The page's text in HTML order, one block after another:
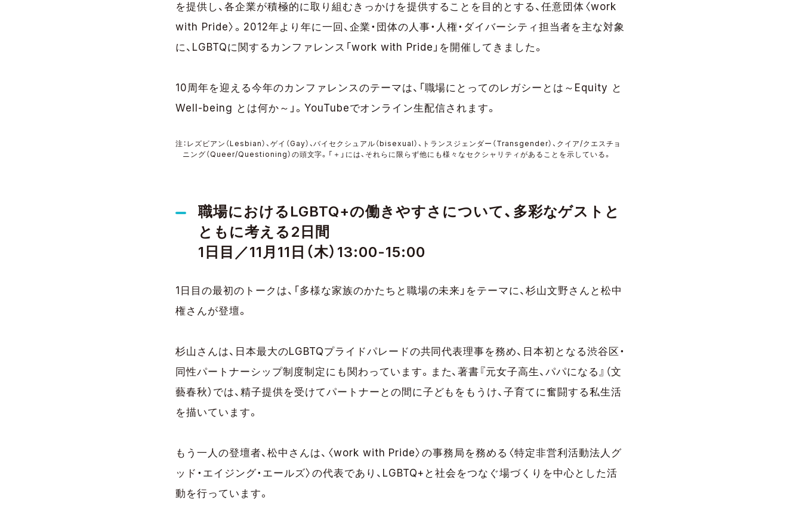
を提供し、各企業が積極的に取り組むきっかけを提供することを目的とする、任意団体〈work
with Pride〉。2012年より年に一回、企業・団体の人事・人権・ダイバーシティ担当者を主な対象
に、LGBTQに関するカンファレンス「work with Pride」を開催してきました。
10周年を迎える今年のカンファレンスのテーマは、「職場にとってのレガシーとは～Equity と
Well-being とは何か～」。YouTubeでオンライン生配信されます。
注：レズビアン（Lesbian）、ゲイ（Gay）、バイセクシュアル（bisexual）、トランスジェンダー（Transgender）、クイア/クエスチョ
ニング（Queer/Questioning）の頭文字。「＋」には、それらに限らず他にも様々なセクシャリティがあることを示している。
職場におけるLGBTQ+の働きやすさについて、多彩なゲストと
ともに考える2日間
1日目／11月11日（木）13:00-15:00
1日目の最初のトークは、「多様な家族のかたちと職場の未来」をテーマに、杉山文野さんと松中
権さんが登壇。
杉山さんは、日本最大のLGBTQプライドパレードの共同代表理事を務め、日本初となる渋谷区・
同性パートナーシップ制度制定にも関わっています。また、著書『元女子高生、パパになる』（文
藝春秋）では、精子提供を受けてパートナーとの間に子どもをもうけ、子育てに奮闘する私生活
を描いています。
もう一人の登壇者、松中さんは、〈work with Pride〉の事務局を務める〈特定非営利活動法人グ
ッド・エイジング・エールズ〉の代表であり、LGBTQ+と社会をつなぐ場づくりを中心とした活
動を行っています。